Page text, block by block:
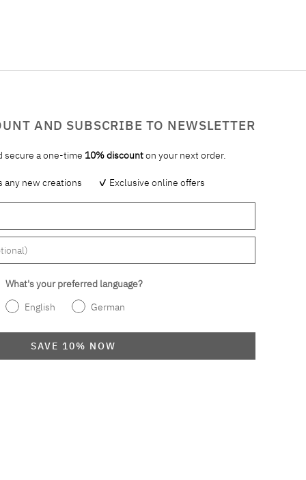
AND SUBSCRIBE TO NEWSLETTER
secure a one-time 10% discounton your next order.
any new creations ✓ Exclusive online offers
What's your preferred language?
English
German
SAVE 10% NOW